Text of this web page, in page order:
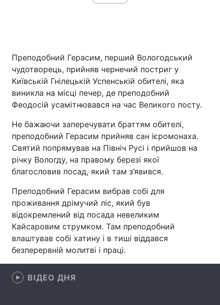
Головна Війна
Україна Політика
Економіка Світ
Техно і зв'язок Лайт
Зброя Інциденти
Здоров'я Туризм
Цікавинки
Преподобний Герасим, перший Вологодський
чудотворець, прийняв чернечий постриг у
Київській Гнілецькій Успенській обителі, яка
виникла на місці печер, де преподобний
Феодосій усамітнювався на час Великого посту.
Не бажаючи заперечувати браттям обителі,
преподобний Герасим прийняв сан ієромонаха.
Святий попрямував на Північ Русі і прийшов на
річку Вологду, на правому березі якої
благословив посад, який там з’явився.
Преподобний Герасим вибрав собі для
проживання дрімучий ліс, який був
відокремлений від посада невеликим
Кайсаровим струмком. Там преподобний
влаштував собі хатину і в тиші віддався
безперервній молитві і праці.
ВІДЕО ДНЯ